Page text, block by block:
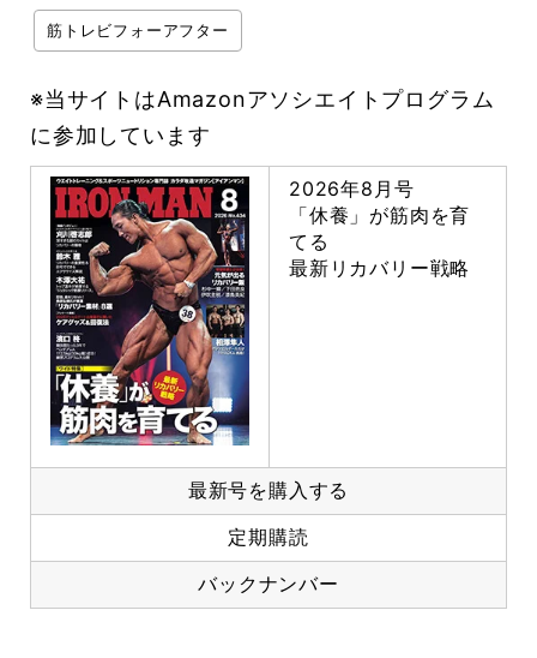
筋トレビフォーアフター
※当サイトはAmazonアソシエイトプログラム
に参加しています
2026年8月号
「休養」が筋肉を育
てる
最新リカバリー戦略
最新号を購入する
定期購読
バックナンバー